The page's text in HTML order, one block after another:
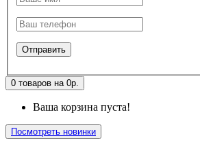
0 товаров на 0р.
Ваша корзина пуста!
Посмотреть новинки